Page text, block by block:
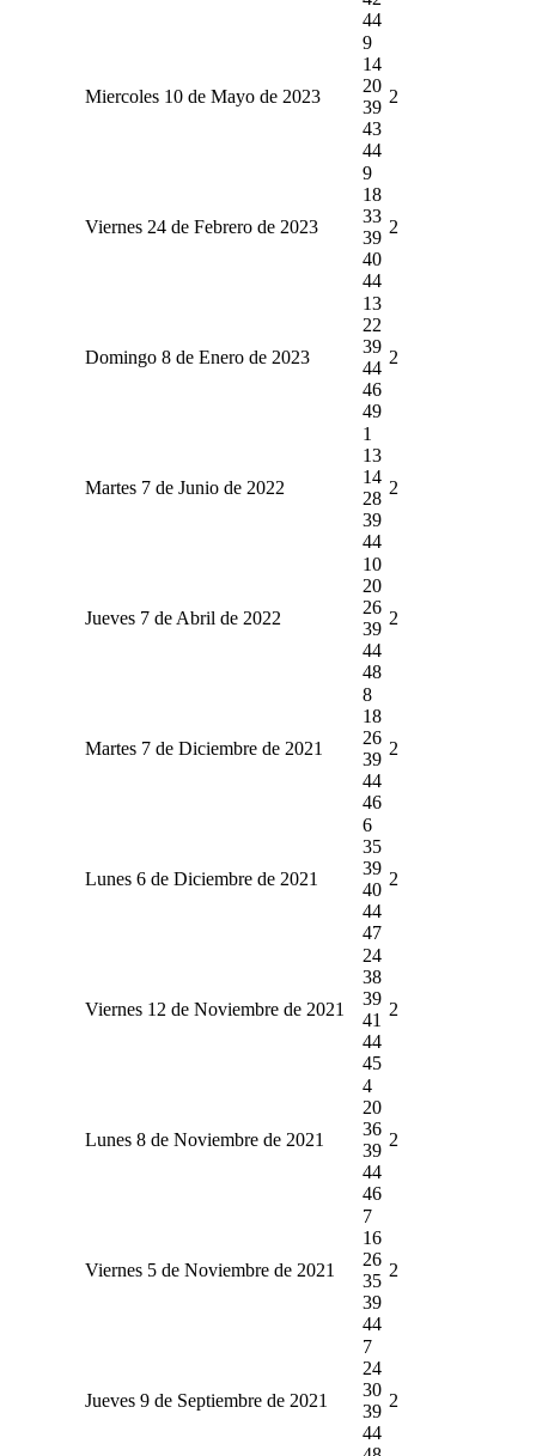
44
Miercoles 10 de Mayo de 2023
9
14
20
39
43
44
2
Viernes 24 de Febrero de 2023
9
18
33
39
40
44
2
Domingo 8 de Enero de 2023
13
22
39
44
46
49
2
Martes 7 de Junio de 2022
1
13
14
28
39
44
2
Jueves 7 de Abril de 2022
10
20
26
39
44
48
2
Martes 7 de Diciembre de 2021
8
18
26
39
44
46
2
Lunes 6 de Diciembre de 2021
6
35
39
40
44
47
2
Viernes 12 de Noviembre de 2021
24
38
39
41
44
45
2
Lunes 8 de Noviembre de 2021
4
20
36
39
44
46
2
Viernes 5 de Noviembre de 2021
7
16
26
35
39
44
2
Jueves 9 de Septiembre de 2021
7
24
30
39
44
2